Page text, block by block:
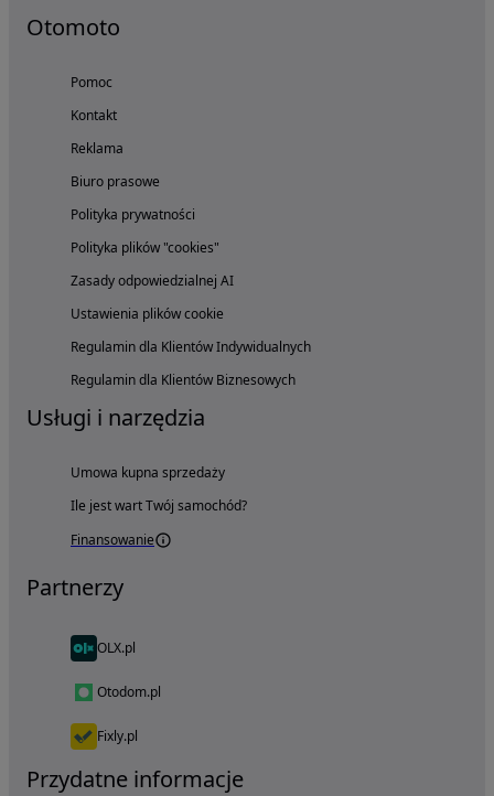
Otomoto
Pomoc
Kontakt
Reklama
Biuro prasowe
Polityka prywatności
Polityka plików "cookies"
Zasady odpowiedzialnej AI
Ustawienia plików cookie
Regulamin dla Klientów Indywidualnych
Regulamin dla Klientów Biznesowych
Usługi i narzędzia
Umowa kupna sprzedaży
Ile jest wart Twój samochód?
Finansowanie
Partnerzy
OLX.pl
Otodom.pl
Fixly.pl
Przydatne informacje